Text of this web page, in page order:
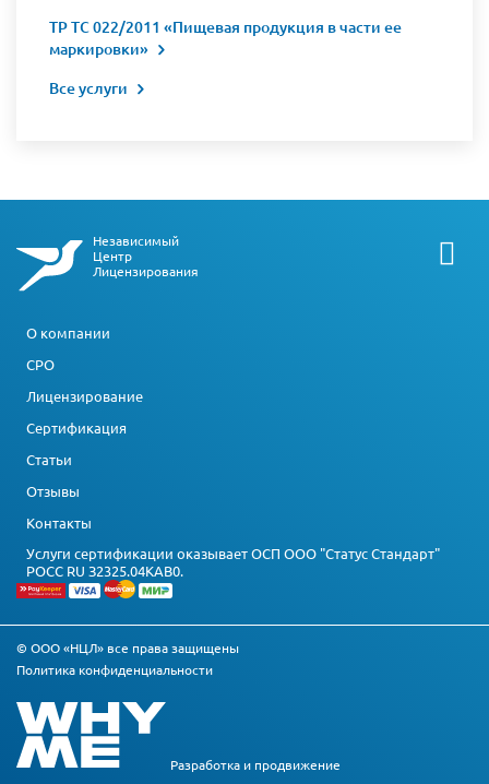
ТР ТС 022/2011 «Пищевая продукция в части ее
маркировки»
Все услуги
Независимый
Центр
Лицензирования
О компании
СРО
Лицензирование
Сертификация
Статьи
Отзывы
Контакты
Услуги сертификации оказывает ОСП ООО "Статус Стандарт"
РОСС RU З2325.04КАВ0.
© ООО «НЦЛ» все права защищены
Политика конфиденциальности
Разработка и продвижение